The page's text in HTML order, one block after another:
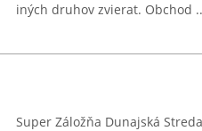
iných druhov zvierat. Obchod
Super Záložňa Dunajská